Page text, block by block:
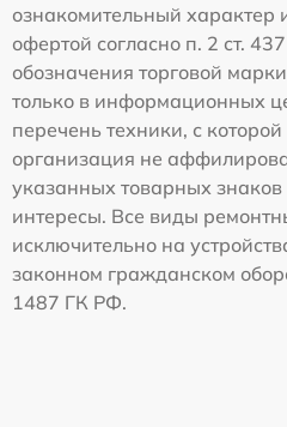
ознакомительный характер
офертой согласно п. 2 ст.
обозначения торговой
только в информационных
перечень техники, с
организация не
указанных товарных знаков
интересы. Все виды
исключительно на
законном гражданском
1487 ГК РФ.